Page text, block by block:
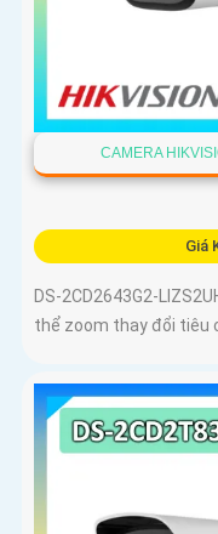
CAMERA
Giá
DS-2CD2643G2-
thể zoom thay đổi tiêu